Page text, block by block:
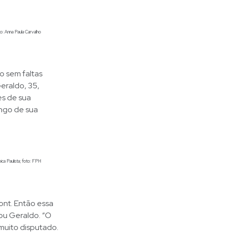
Paula Carvalho
sem faltas
35,
de sua
de sua
Paulista; foto: FPH
Então essa
Geraldo. “O
disputado.